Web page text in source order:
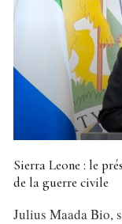
Sierra Leone : le
de la guerre civile
Julius Maada Bio,